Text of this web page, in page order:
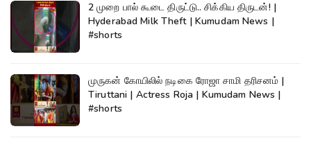
2 முறை பால் கூடை திருட்டு.. சிக்கிய திருடன்! |
Hyderabad Milk Theft | Kumudam News |
#shorts
முருகன் கோயிலில் நடிகை ரோஜா சாமி தரிசனம் |
Tiruttani | Actress Roja | Kumudam News |
#shorts